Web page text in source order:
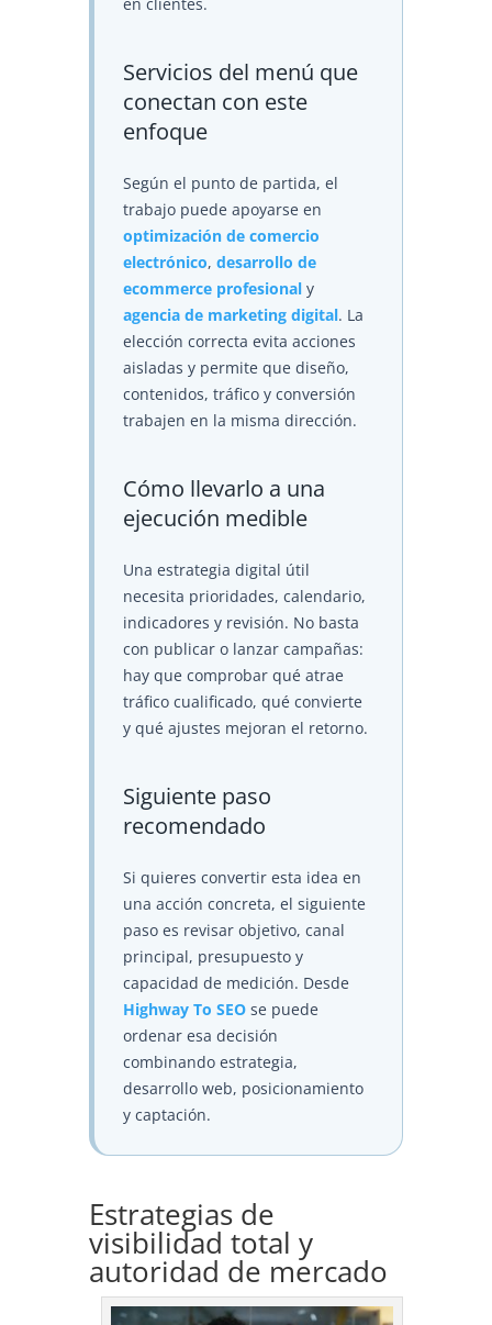
Servicios del menú que
conectan con este
enfoque
Según el punto de partida, el
trabajo puede apoyarse en
optimización de comercio
electrónico, desarrollo de
ecommerce profesionaly
agencia de marketing digital. La
elección correcta evita acciones
aisladas y permite que diseño,
contenidos, tráfico y conversión
trabajen en la misma dirección.
Cómo llevarlo a una
ejecución medible
Una estrategia digital útil
necesita prioridades, calendario,
indicadores y revisión. No basta
con publicar o lanzar campañas:
hay que comprobar qué atrae
tráfico cualificado, qué convierte
y qué ajustes mejoran el retorno.
Siguiente paso
recomendado
Si quieres convertir esta idea en
una acción concreta, el siguiente
paso es revisar objetivo, canal
principal, presupuesto y
capacidad de medición. Desde
Highway To SEOse puede
ordenar esa decisión
combinando estrategia,
desarrollo web, posicionamiento
y captación.
Estrategias de
visibilidad total y
autoridad de mercado